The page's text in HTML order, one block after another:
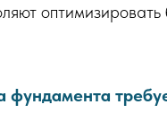
фундамента